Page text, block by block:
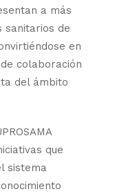
a más
sanitarios de
en
colaboración
del ámbito
que
sistema